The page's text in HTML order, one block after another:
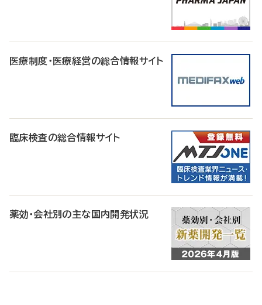
医療制度・医療経営の総合情報サイト
臨床検査の総合情報サイト
薬効・会社別の主な国内開発状況